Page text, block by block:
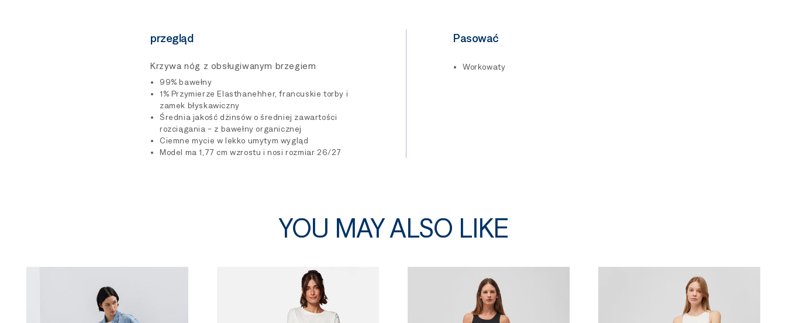
przegląd
Krzywa nóg z obsługiwanym brzegiem
99% bawełny
1% Przymierze Elasthanehher, francuskie torby i
zamek błyskawiczny
Średnia jakość dżinsów o średniej zawartości
rozciągania - z bawełny organicznej
Ciemne mycie w lekko umytym wygląd
Model ma 1,77 cm wzrostu i nosi rozmiar 26/27
Pasować
Workowaty
YOU MAY ALSO LIKE